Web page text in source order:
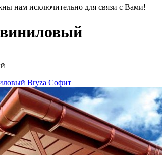
нам исключительно для связи с Вами!
Bryza Софит